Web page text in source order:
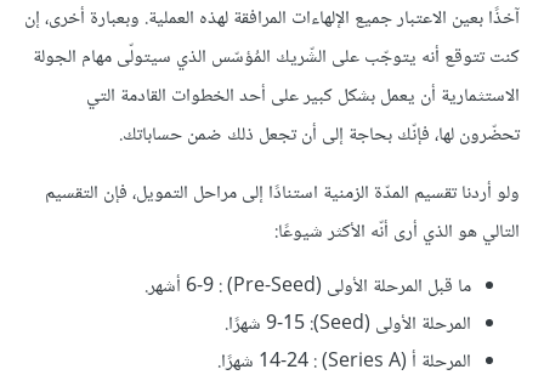
آخذًا بعين الاعتبار جميع اﻹلهاءات المرافقة لهذه العملية. وبعبارة أخرى، إن
كنت تتوقع أنه يتوجّب على الشّريك المُؤسّس الذي سيتولّى مهام الجولة
الاستثمارية أن يعمل بشكل كبير على أحد الخطوات القادمة التي
تحضّرون لها، فإنّك بحاجة إلى أن تجعل ذلك ضمن حساباتك.
ولو أردنا تقسيم المدّة الزمنية استنادًا إلى مراحل التمويل، فإن التقسيم
التالي هو الذي أرى أنّه اﻷكثر شيوعًا:
ما قبل المرحلة اﻷولى (Pre-Seed) : 6-9 أشهر.
المرحلة اﻷولى (Seed): 9-15 شهرًا.
المرحلة أ (Series A) : 14-24 شهرًا.